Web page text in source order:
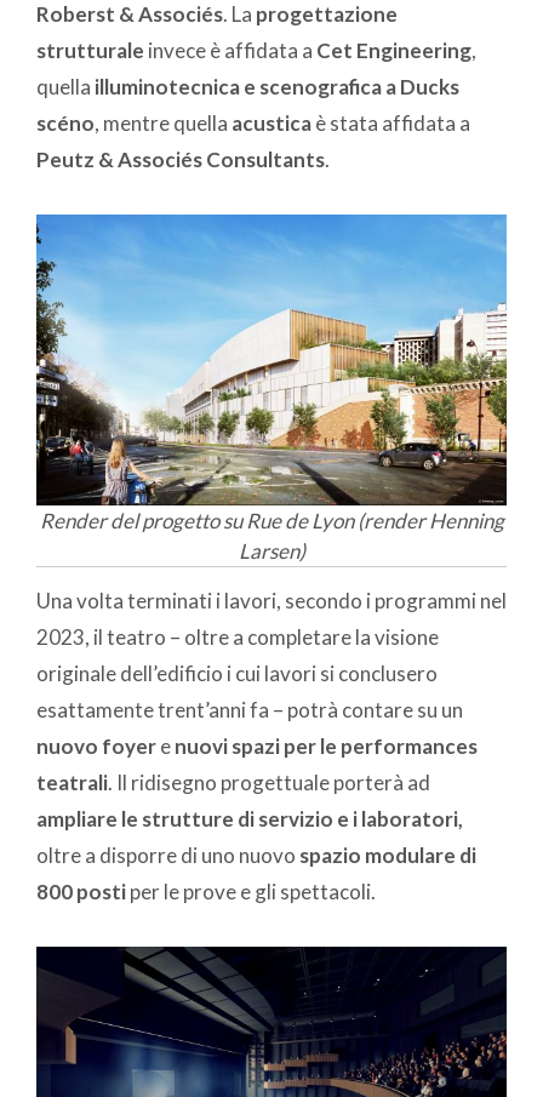
Roberst & Associés. La progettazione
strutturale invece è affidata a Cet Engineering,
quella illuminotecnica e scenografica a Ducks
scéno, mentre quella acusticaè stata affidata a
Peutz & Associés Consultants.
Render del progetto su Rue de Lyon (render Henning
Larsen)
Una volta terminati i lavori, secondo i programmi nel
2023, il teatro – oltre a completare la visione
originale dell’edificio i cui lavori si conclusero
esattamente trent’anni fa – potrà contare su un
nuovo foyerenuovi spazi per le performances
teatrali. Il ridisegno progettuale porterà ad
ampliare le strutture di servizio e i laboratori,
oltre a disporre di uno nuovo spazio modulare di
800 postiper le prove e gli spettacoli.